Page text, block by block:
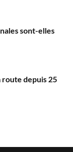
sont-elles
route depuis 25